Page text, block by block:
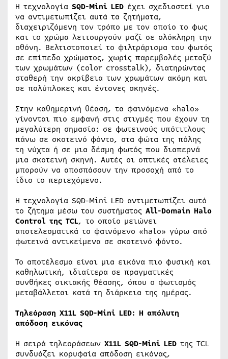
Η τεχνολογία SQD-Mini LED έχει σχεδιαστεί για
να αντιμετωπίζει αυτά τα ζητήματα,
διαχειριζόμενη τον τρόπο με τον οποίο το φως
και το χρώμα λειτουργούν μαζί σε ολόκληρη την
οθόνη. Βελτιστοποιεί το φιλτράρισμα του φωτός
σε επίπεδο χρώματος, χωρίς παρεμβολές μεταξύ
των χρωμάτων (color crosstalk), διατηρώντας
σταθερή την ακρίβεια των χρωμάτων ακόμη και
σε πολύπλοκες και έντονες σκηνές.
Στην καθημερινή θέαση, τα φαινόμενα «halo»
γίνονται πιο εμφανή στις στιγμές που έχουν τη
μεγαλύτερη σημασία: σε φωτεινούς υπότιτλους
πάνω σε σκοτεινό φόντο, στα φώτα της πόλης
τη νύχτα ή σε μια δέσμη φωτός που διαπερνά
μια σκοτεινή σκηνή. Αυτές οι οπτικές ατέλειες
μπορούν να αποσπάσουν την προσοχή από το
ίδιο το περιεχόμενο.
Η τεχνολογία SQD-Mini LED αντιμετωπίζει αυτό
το ζήτημα μέσω του συστήματος All-Domain Halo
Control της TCL, το οποίο μειώνει
αποτελεσματικά το φαινόμενο «halo» γύρω από
φωτεινά αντικείμενα σε σκοτεινό φόντο.
Το αποτέλεσμα είναι μια εικόνα πιο φυσική και
καθηλωτική, ιδιαίτερα σε πραγματικές
συνθήκες οικιακής θέασης, όπου ο φωτισμός
μεταβάλλεται κατά τη διάρκεια της ημέρας.
Τηλεόραση X11L SQD-Mini LED: Η απόλυτη
απόδοση εικόνας
Η σειρά τηλεοράσεων X11L SQD-Mini LED της TCL
συνδυάζει κορυφαία απόδοση εικόνας,